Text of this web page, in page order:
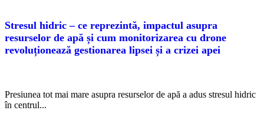
Stresul hidric – ce reprezintă, impactul asupra
resurselor de apă și cum monitorizarea cu drone
revoluționează gestionarea lipsei și a crizei apei
Presiunea tot mai mare asupra resurselor de apă a adus stresul hidric
în centrul...